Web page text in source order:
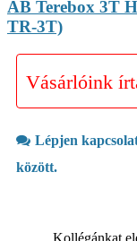
AB Terebox 3T
TR-3T)
Vásárlóink
Lépjen
között.